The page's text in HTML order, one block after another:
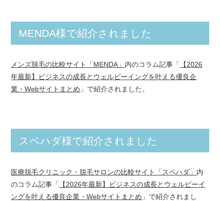
MENDA様で紹介されました
メンズ脱毛の比較サイト「MENDA」 内のコラム記事「
【2026
年最新】ビジネスの成長とウェルビーイングを叶える優良企
業・Webサイトまとめ 」で紹介されました。
スベハダ様で紹介されました
医療脱毛クリニック・脱毛サロンの比較サイト「スベハダ」 内
のコラム記事「
【2026年最新】ビジネスの成長とウェルビーイ
ングを叶える優良企業・Webサイトまとめ 」で紹介されまし